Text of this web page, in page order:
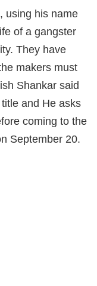
using his name
of a gangster
They have
makers must
Shankar said
and He asks
coming to the
September 20.